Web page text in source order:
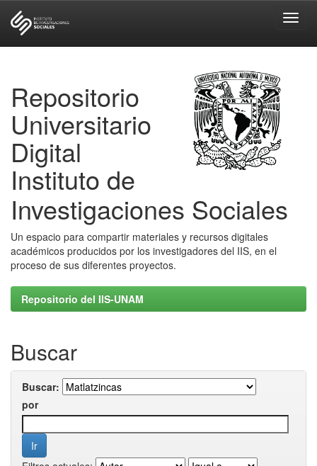
Repositorio
Universitario
Digital
Instituto de
Investigaciones Sociales
Un espacio para compartir materiales y recursos digitales
académicos producidos por los investigadores del IIS, en el
proceso de sus diferentes proyectos.
Repositorio del IIS-UNAM
Buscar
Buscar:
por